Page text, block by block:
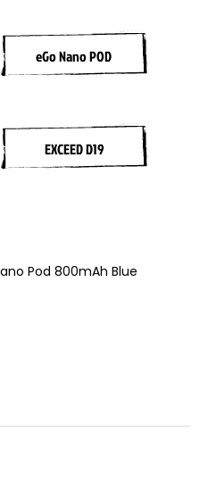
eGo Nano POD
EXCEED D19
Pod 800mAh Blue